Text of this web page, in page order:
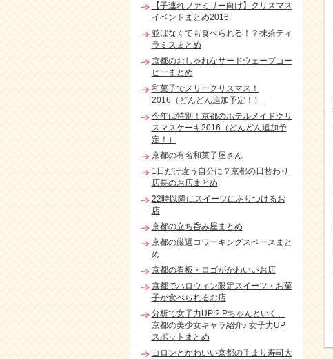
【子連れファミリー向け】クリスマス
イベントまとめ2016
並ばなくても食べられる！？抹茶ティ
ラミスまとめ
京都のおしゃれなサードウェーブコー
ヒーまとめ
和菓子でメリークリスマス！
2016（どんどん追加予定！）
今年は特別！京都のホテルメイドクリ
スマスケーキ2016（どんどん追加予
定！）
京都の有名和菓子屋さん
1日だけ違う自分に？京都の日替わり
店長のお店まとめ
22時以降にスイーツにありつけるお
店
京都の立ち呑み屋まとめ
京都の厳選コワーキングスペースまと
め
京都の看板・ロゴがかわいいお店
京都でハロウィン限定スイーツ・お菓
子が食べられるお店
分析で女子力UP!? Pちゃんといく、
京都の美少女キャラ紹介♪ 女子力UP
スポットまとめ
コロンとかわいい京都の手まり寿司大